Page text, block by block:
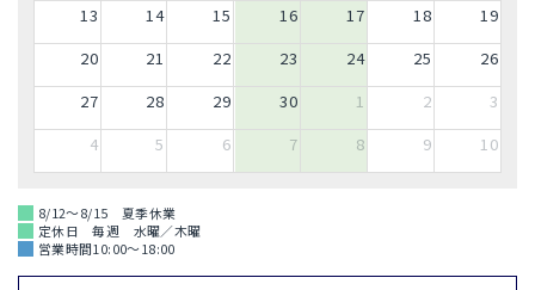
13
14 15 16 17 18
19
20
21 22 23 24 25
26
27
28 29 30 1 2
3
4
5 6 7 8 9 10
8/12～8/15 夏季休業
定休日 毎週 水曜／木曜
営業時間10:00～18:00